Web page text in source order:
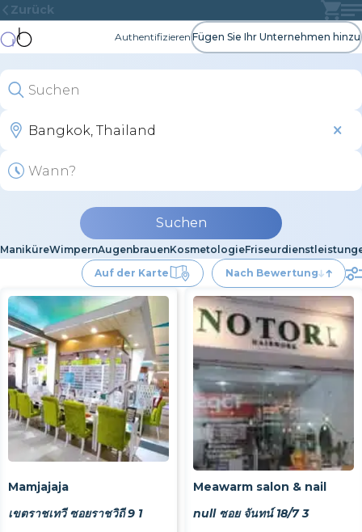
Zurück
Authentifizieren Fügen Sie Ihr Unternehmen hinzu
Suchen
ManiküreWimpernAugenbrauenKosmetologie
Auf der Karte
Nach Bewertung
Mamjajaja
เขตราชเทวี ซอยราชวิถี 9 1
Meawarm salon & nail
null ซอย จันทน์ 18/7 3